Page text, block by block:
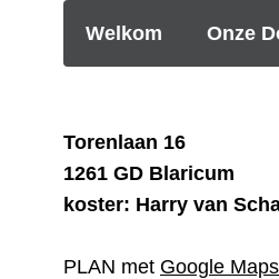
Welkom Onze
Torenlaan 16
1261 GD Blaricum
koster: Harry van
PLAN met Google Maps